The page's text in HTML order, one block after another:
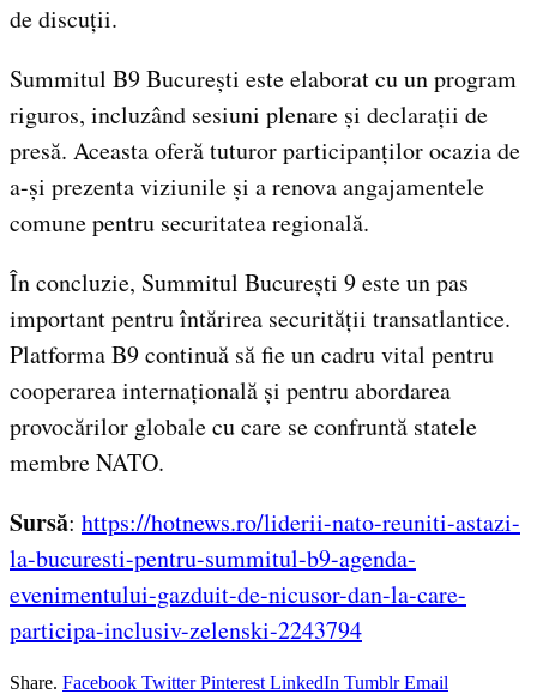
de discuții.
Summitul B9 București este elaborat cu un program
riguros, incluzând sesiuni plenare și declarații de
presă. Aceasta oferă tuturor participanților ocazia de
a-și prezenta viziunile și a renova angajamentele
comune pentru securitatea regională.
În concluzie, Summitul București 9 este un pas
important pentru întărirea securității transatlantice.
Platforma B9 continuă să fie un cadru vital pentru
cooperarea internațională și pentru abordarea
provocărilor globale cu care se confruntă statele
membre NATO.
Sursă: https://hotnews.ro/liderii-nato-reuniti-astazi-
la-bucuresti-pentru-summitul-b9-agenda-
evenimentului-gazduit-de-nicusor-dan-la-care-
participa-inclusiv-zelenski-2243794
Share. Facebook Twitter Pinterest LinkedIn Tumblr Email